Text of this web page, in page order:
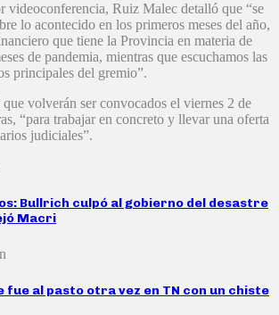
videoconferencia, Ruiz Malec detalló que “se
lo acontecido en los primeros meses del año,
que tiene la Provincia en materia de
de pandemia, mientras que escuchamos las
principales del gremio”.
volverán ser convocados el viernes 2 de
“para trabajar en concreto y llevar una oferta
judiciales”.
Bullrich culpó al gobierno del desastre
Macri
fue al pasto otra vez en TN con un chiste